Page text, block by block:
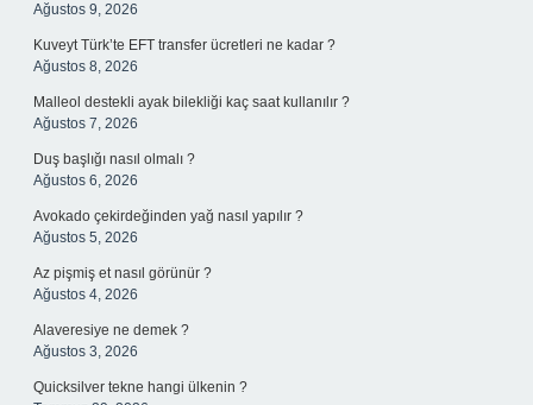
Ağustos 9, 2026
Kuveyt Türk’te EFT transfer ücretleri ne kadar ?
Ağustos 8, 2026
Malleol destekli ayak bilekliği kaç saat kullanılır ?
Ağustos 7, 2026
Duş başlığı nasıl olmalı ?
Ağustos 6, 2026
Avokado çekirdeğinden yağ nasıl yapılır ?
Ağustos 5, 2026
Az pişmiş et nasıl görünür ?
Ağustos 4, 2026
Alaveresiye ne demek ?
Ağustos 3, 2026
Quicksilver tekne hangi ülkenin ?